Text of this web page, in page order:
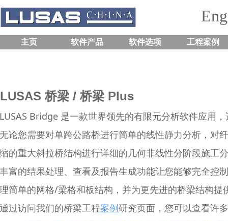
主页 软件产品 软件选项 工程案例
LUSAS Bridge 是一款世界领先的有限元分析软件应用
无论您需要对单跨公路桥进行简单的线性静力分析，对
缩的重大斜拉桥结构进行详细的几何非线性分阶段施工
丰富的结果处理、查看及报告生成功能让您能够完全控
理简单的网格/梁格和板结构，并为更先进的桥梁结构提
通过访问我们的桥梁工程案例研究页面，您可以查看许
LUSAS 桥梁 / 桥梁 Plus